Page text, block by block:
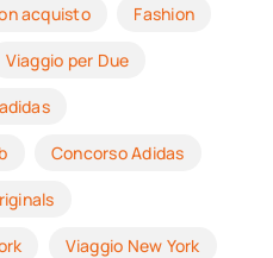
acquisto Fashion
Viaggio per Due
adidas
Concorso Adidas
Viaggio New York